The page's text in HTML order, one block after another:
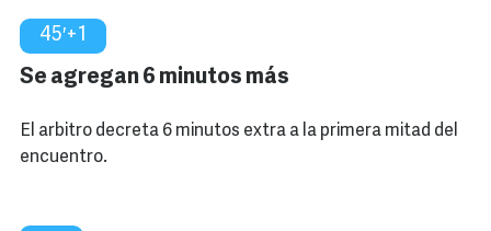
45′+1
Se agregan 6 minutos más
El arbitro decreta 6 minutos extra a la primera mitad del
encuentro.